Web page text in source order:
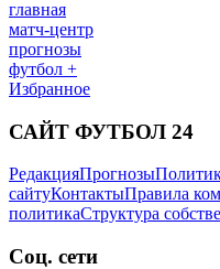
главная
матч-центр
прогнозы
футбол +
Избранное
САЙТ ФУТБОЛ 24
РедакцияПрогнозы
сайтуКонтактыПравила
политикаСтруктура
Соц. сети